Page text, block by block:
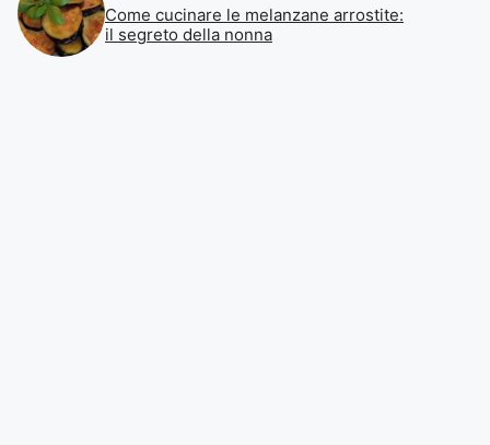
Come cucinare le melanzane arrostite:
il segreto della nonna